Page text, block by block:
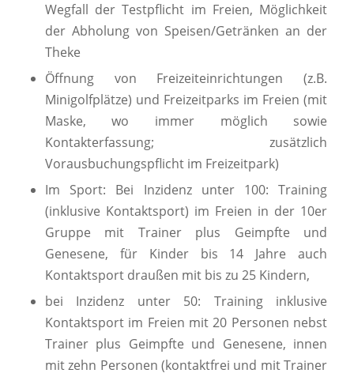
Wegfall der Testpflicht im Freien, Möglichkeit
der Abholung von Speisen/Getränken an der
Theke
Öffnung von Freizeiteinrichtungen (z.B.
Minigolfplätze) und Freizeitparks im Freien (mit
Maske, wo immer möglich sowie
Kontakterfassung; zusätzlich
Vorausbuchungspflicht im Freizeitpark)
Im Sport: Bei Inzidenz unter 100: Training
(inklusive Kontaktsport) im Freien in der 10er
Gruppe mit Trainer plus Geimpfte und
Genesene, für Kinder bis 14 Jahre auch
Kontaktsport draußen mit bis zu 25 Kindern,
bei Inzidenz unter 50: Training inklusive
Kontaktsport im Freien mit 20 Personen nebst
Trainer plus Geimpfte und Genesene, innen
mit zehn Personen (kontaktfrei und mit Trainer